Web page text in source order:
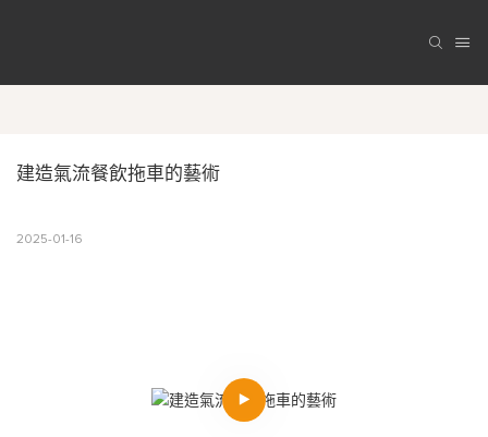
建造氣流餐飲拖車的藝術
2025-01-16